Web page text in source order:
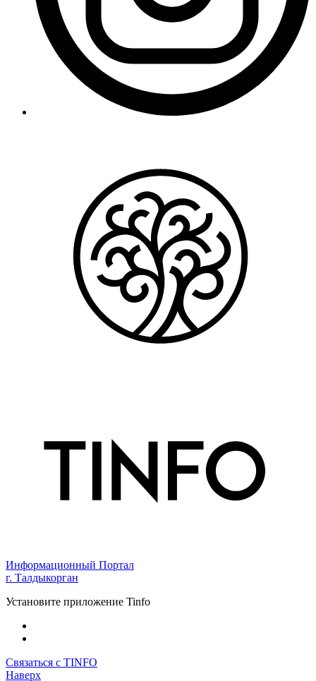
Информационный Портал
г. Талдыкорган
Установите приложение Tinfo
Связаться с TINFO
Наверх